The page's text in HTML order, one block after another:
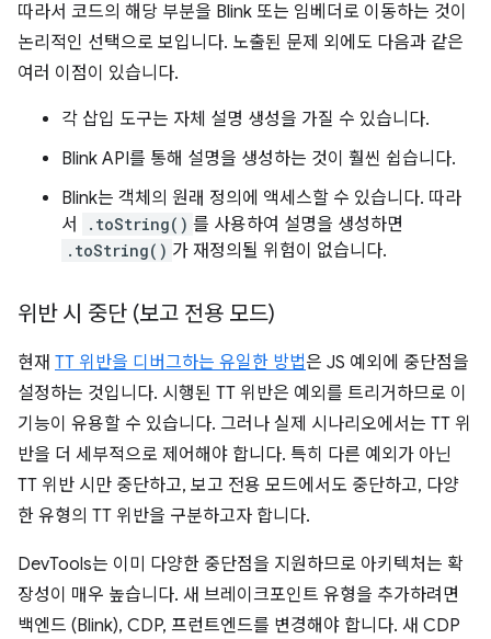
따라서 코드의 해당 부분을 Blink 또는 임베더로 이동하는 것이
논리적인 선택으로 보입니다. 노출된 문제 외에도 다음과 같은
여러 이점이 있습니다.
각 삽입 도구는 자체 설명 생성을 가질 수 있습니다.
Blink API를 통해 설명을 생성하는 것이 훨씬 쉽습니다.
Blink는 객체의 원래 정의에 액세스할 수 있습니다. 따라
서
.toString() 를 사용하여 설명을 생성하면
.toString() 가 재정의될 위험이 없습니다.
위반 시 중단 (보고 전용 모드)
현재 TT 위반을 디버그하는 유일한 방법은 JS 예외에 중단점을
설정하는 것입니다. 시행된 TT 위반은 예외를 트리거하므로 이
기능이 유용할 수 있습니다. 그러나 실제 시나리오에서는 TT 위
반을 더 세부적으로 제어해야 합니다. 특히 다른 예외가 아닌
TT 위반 시만 중단하고, 보고 전용 모드에서도 중단하고, 다양
한 유형의 TT 위반을 구분하고자 합니다.
DevTools는 이미 다양한 중단점을 지원하므로 아키텍처는 확
장성이 매우 높습니다. 새 브레이크포인트 유형을 추가하려면
백엔드 (Blink), CDP, 프런트엔드를 변경해야 합니다. 새 CDP